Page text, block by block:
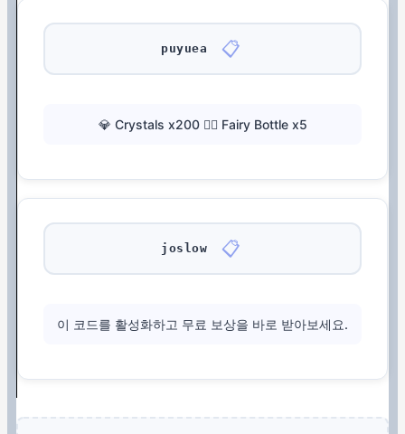
puyuea 📋
💎 Crystals x200 🧚‍♀️ Fairy Bottle x5
joslow 📋
이 코드를 활성화하고 무료 보상을 바로 받아보세요.